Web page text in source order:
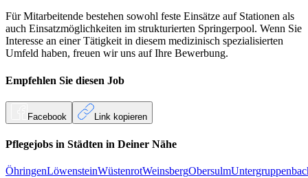
Für Mitarbeitende bestehen sowohl feste Einsätze auf Stationen als
auch Einsatzmöglichkeiten im strukturierten Springerpool. Wenn Sie
Interesse an einer Tätigkeit in diesem medizinisch spezialisierten
Umfeld haben, freuen wir uns auf Ihre Bewerbung.
Empfehlen Sie diesen Job
Facebook Link kopieren
Pflegejobs in Städten in Deiner Nähe
ÖhringenLöwensteinWüstenrotWeinsbergObersulm